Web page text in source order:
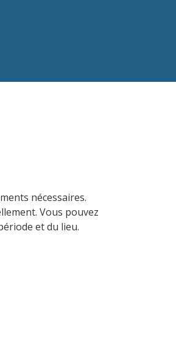
nécessaires.
Vous pouvez
et du lieu.